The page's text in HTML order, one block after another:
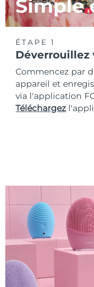
Simple
ÉTAPE 1
Déverrouillez
Commencez par
appareil et
via l'application
Téléchargez